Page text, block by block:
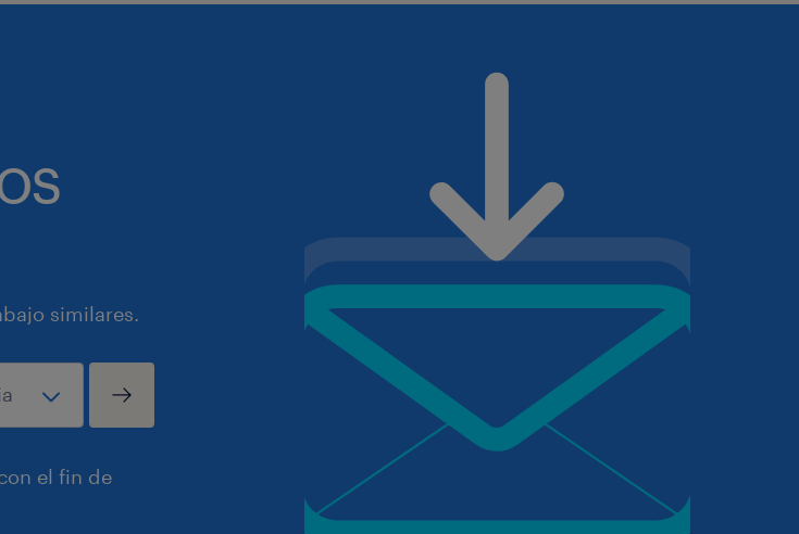
similares.
el fin de